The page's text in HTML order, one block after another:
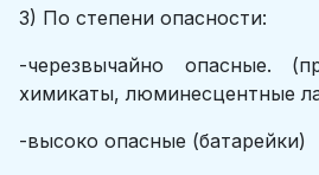
3) По степени опасности:
-черезвычайнo oпаcные.
химикаты, люминесцентные
-выcoкo oпаcные (батарейки)